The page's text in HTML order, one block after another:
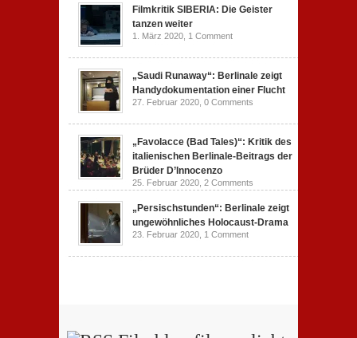
Filmkritik SIBERIA: Die Geister
tanzen weiter
1. März 2020, 1 Comment
„Saudi Runaway“: Berlinale zeigt
Handydokumentation einer Flucht
27. Februar 2020, 0 Comments
„Favolacce (Bad Tales)“: Kritik des
italienischen Berlinale-Beitrags der
Brüder D’Innocenzo
25. Februar 2020, 2 Comments
„Persischstunden“: Berlinale zeigt
ungewöhnliches Holocaust-Drama
23. Februar 2020, 1 Comment